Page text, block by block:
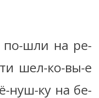
по-шли на ре-
шел-ко-вы-е
нуш-ку на бе-